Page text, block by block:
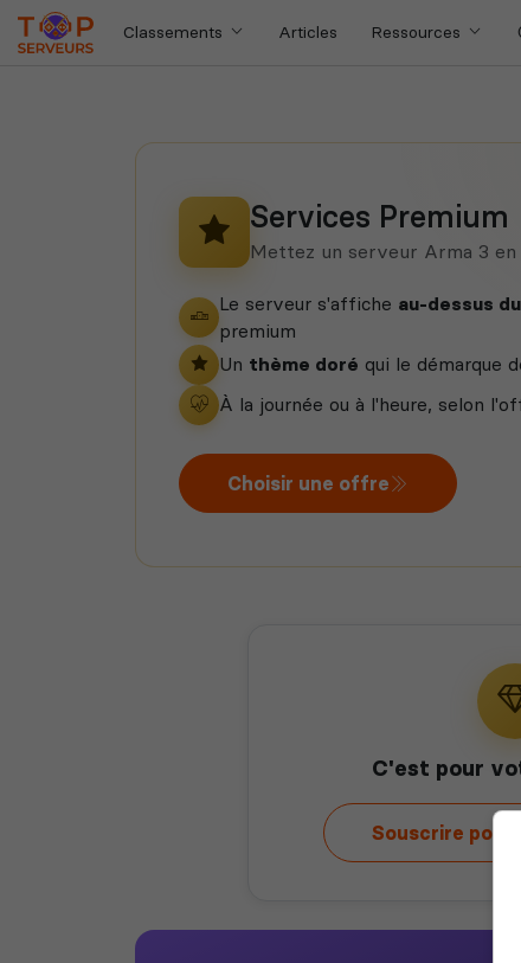
Classements Articles Ressources
Services Premium
Mettez un serveur Arma 3 en
Le serveur s'affiche au-dessus
premium
Un thème doré qui le démarque
À la journée ou à l'heure, selon
Choisir une offre
C'est pour
Souscrire pour